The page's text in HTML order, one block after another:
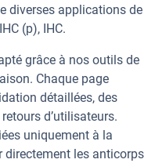
diverses applications de
(p), IHC.
grâce à nos outils de
Chaque page
détaillées, des
d’utilisateurs.
uniquement à la
directement les anticorps